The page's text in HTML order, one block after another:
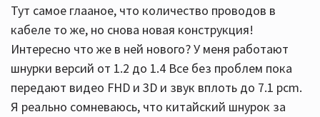
Тут самое глааное, что количество проводов в
кабеле то же, но снова новая конструкция!
Интересно что же в ней нового? У меня работают
шнурки версий от 1.2 до 1.4 Все без проблем пока
передают видео FHD и 3D и звук вплоть до 7.1 pcm.
Я реально сомневаюсь, что китайский шнурок за